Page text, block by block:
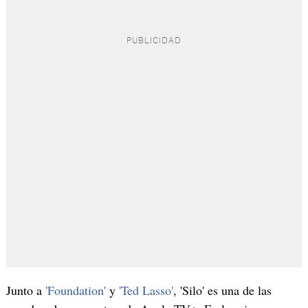
Junto a 'Foundation'y 'Ted Lasso', 'Silo' es una de las